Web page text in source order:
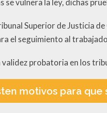
vulnera la ley, dichas
Superior de Justicia
el seguimiento al
validez probatoria en los
motivos para que